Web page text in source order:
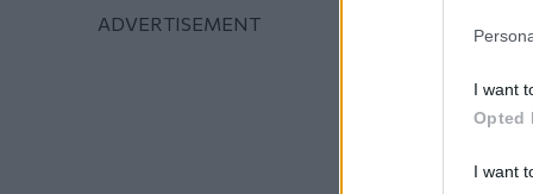
I want
Opted
I want